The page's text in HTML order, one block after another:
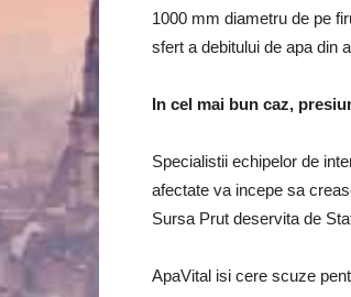
1000 mm diametru de pe
sfert a debitului de apa din
In cel mai bun caz,
Specialistii echipelor de
afectate va incepe sa
Sursa Prut deservita de
ApaVital isi cere scuze